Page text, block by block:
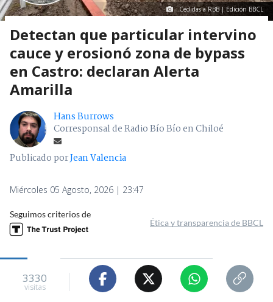
Cedidas a RBB | Edición BBCL
Detectan que particular intervino
cauce y erosionó zona de bypass
en Castro: declaran Alerta
Amarilla
Hans Burrows
Corresponsal de Radio Bío Bío en Chiloé
Publicado porJean Valencia
Miércoles 05 Agosto, 2026 | 23:47
Seguimos criterios de
Ética y transparencia de BBCL
3330
visitas